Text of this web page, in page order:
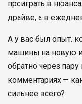
проиграть в
драйве, а в
А у вас был опыт,
машины на новую и
обратно через
комментариях —
сильнее всего?